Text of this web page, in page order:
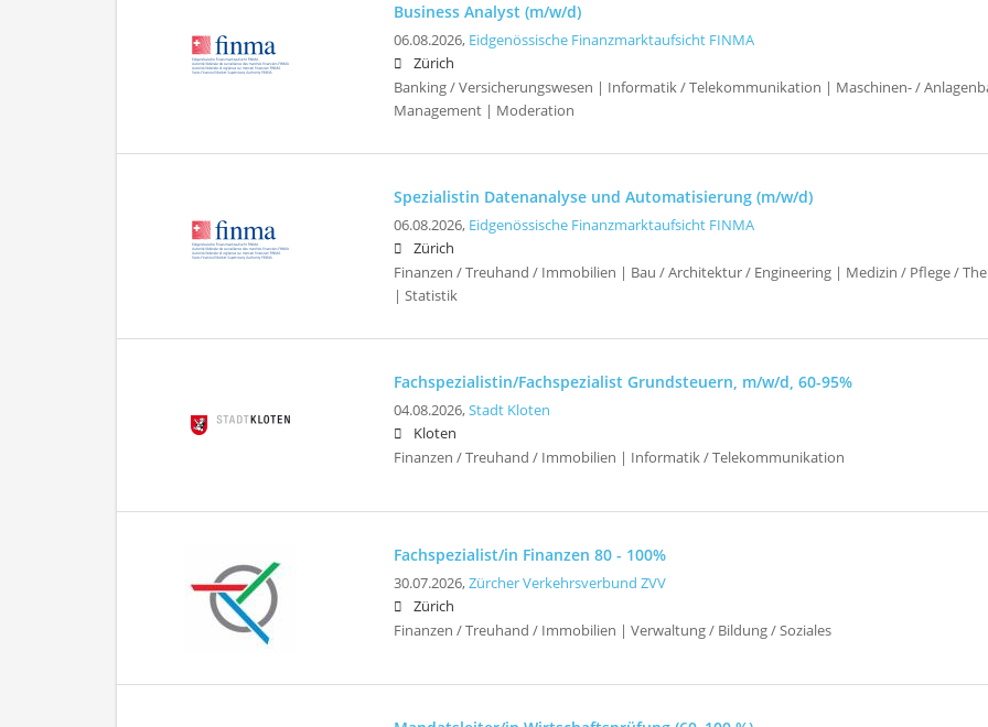
Business Analyst (m/w/d)
06.08.2026, Eidgenössische Finanzmarktaufsicht FINMA
Zürich
Banking / Versicherungswesen | Informatik / Telekommunikation | Maschinen- /
Management | Moderation
Spezialistin Datenanalyse und Automatisierung (m/w/d)
06.08.2026, Eidgenössische Finanzmarktaufsicht FINMA
Zürich
Finanzen / Treuhand / Immobilien | Bau / Architektur / Engineering | Medizin / Pflege /
| Statistik
Fachspezialistin/Fachspezialist Grundsteuern, m/w/d, 60-95%
04.08.2026,Stadt Kloten
Kloten
Finanzen / Treuhand / Immobilien | Informatik / Telekommunikation
Fachspezialist/in Finanzen 80 - 100%
30.07.2026,Zürcher Verkehrsverbund ZVV
Zürich
Finanzen / Treuhand / Immobilien | Verwaltung / Bildung / Soziales